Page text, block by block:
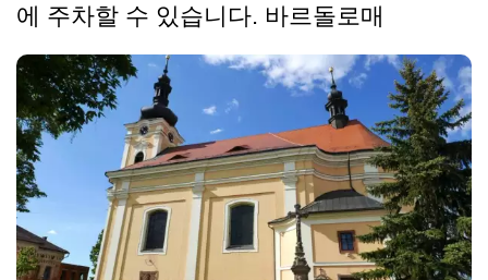
에 주차할 수 있습니다. 바르돌로매